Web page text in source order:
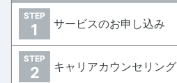
STEP
1 サービスのお申し込み
STEP
2 キャリアカウンセリング